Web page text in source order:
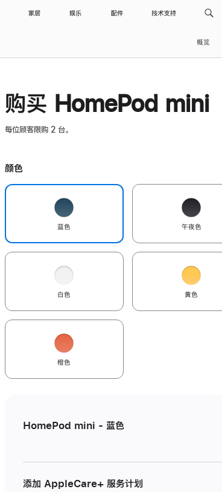
家居 娱乐 配件 技术支持
概览
购买 HomePod mini
每位顾客限购 2 台。
颜色
蓝色 午夜色
白色 黄色
橙色
HomePod mini - 蓝色
添加 AppleCare+ 服务计划